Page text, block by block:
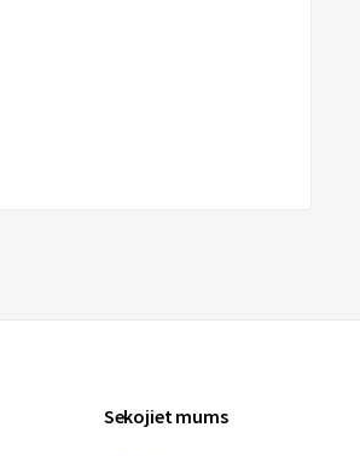
Sekojiet mums